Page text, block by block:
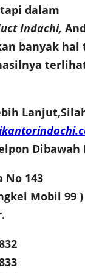
dalam
Indachi,
banyak hal
Dibawah
No 143
Mobil 99 )